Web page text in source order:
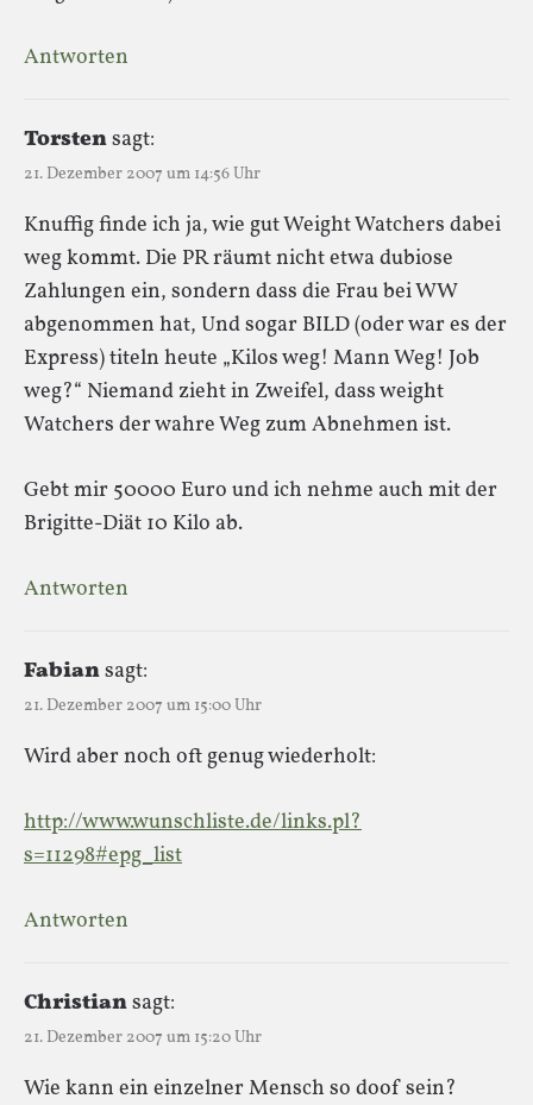
Antworten
Torstensagt:
21. Dezember 2007 um 14:56 Uhr
Knuffig finde ich ja, wie gut Weight Watchers dabei
weg kommt. Die PR räumt nicht etwa dubiose
Zahlungen ein, sondern dass die Frau bei WW
abgenommen hat, Und sogar BILD (oder war es der
Express) titeln heute „Kilos weg! Mann Weg! Job
weg?“ Niemand zieht in Zweifel, dass weight
Watchers der wahre Weg zum Abnehmen ist.
Gebt mir 50000 Euro und ich nehme auch mit der
Brigitte-Diät 10 Kilo ab.
Antworten
Fabiansagt:
21. Dezember 2007 um 15:00 Uhr
Wird aber noch oft genug wiederholt:
http://www.wunschliste.de/links.pl?
s=11298#epg_list
Antworten
Christiansagt:
21. Dezember 2007 um 15:20 Uhr
Wie kann ein einzelner Mensch so doof sein?